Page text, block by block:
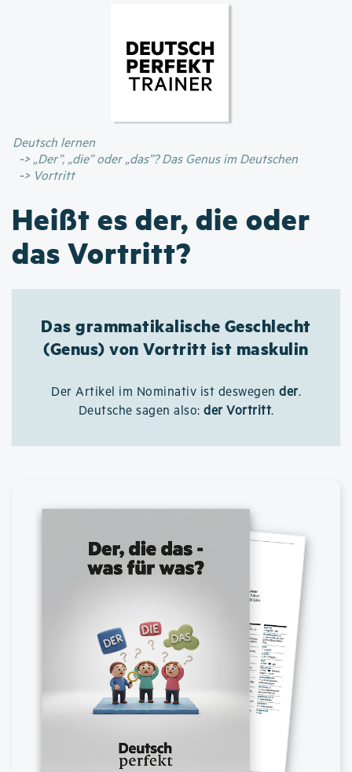
Inhalt
Deutsch lernen
„Der”, „die” oder „das”? Das Genus im Deutschen
Vortritt
Heißt es der, die oder
das Vortritt?
Das grammatikalische Geschlecht
(Genus) von Vortritt ist maskulin
Der Artikel im Nominativ ist deswegen der.
Deutsche sagen also: der Vortritt.